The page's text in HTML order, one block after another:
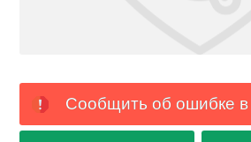
Сообщить об ошибке в